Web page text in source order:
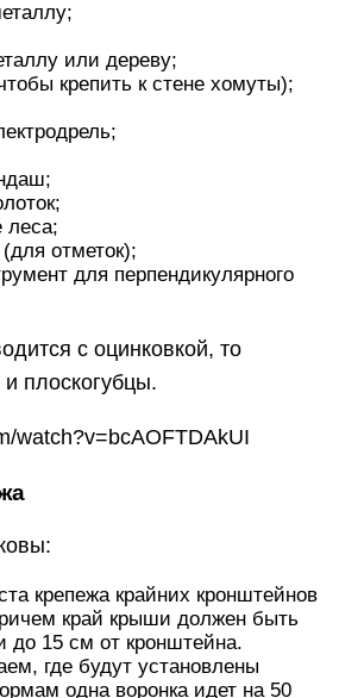
или дереву;
крепить к стене хомуты);
леса;
отметок);
для перпендикулярного
с оцинковкой, то
плоскогубцы.
watch?v=bcAOFTDAkUI
крепежа крайних кронштейнов
край крыши должен быть
до 15 см от кронштейна.
где будут установлены
одна воронка идет на 50